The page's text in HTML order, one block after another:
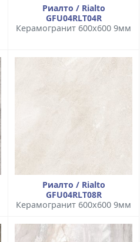
Риалто / Rialto
GFU04RLT04R
Керамогранит 600x600 9мм
Риалто / Rialto
GFU04RLT08R
Керамогранит 600x600 9мм